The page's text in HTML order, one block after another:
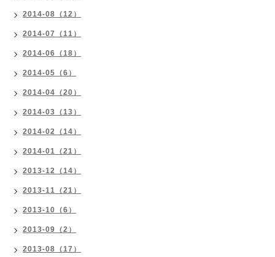
2014-08（12）
2014-07（11）
2014-06（18）
2014-05（6）
2014-04（20）
2014-03（13）
2014-02（14）
2014-01（21）
2013-12（14）
2013-11（21）
2013-10（6）
2013-09（2）
2013-08（17）